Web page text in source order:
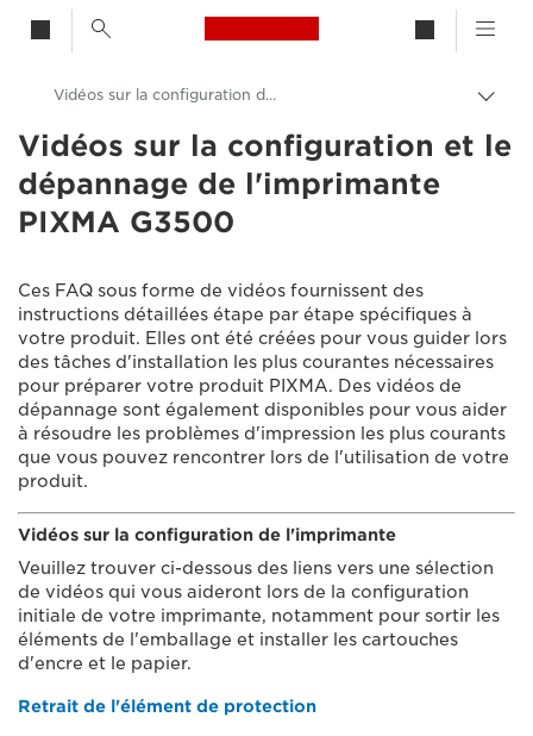
Canon Logo, back to
entre
les
Canon
Assistance produits clients
Vidéos sur la configuration de l'imprimante PIXMA G3500
Vidéos sur la configuration et le
dépannage de l'imprimante
PIXMA G3500
Ces FAQ sous forme de vidéos fournissent des
instructions détaillées étape par étape spécifiques à
votre produit. Elles ont été créées pour vous guider lors
des tâches d'installation les plus courantes nécessaires
pour préparer votre produit PIXMA. Des vidéos de
dépannage sont également disponibles pour vous aider
à résoudre les problèmes d'impression les plus courants
que vous pouvez rencontrer lors de l'utilisation de votre
produit.
Vidéos sur la configuration de l'imprimante
Veuillez trouver ci-dessous des liens vers une sélection
de vidéos qui vous aideront lors de la configuration
initiale de votre imprimante, notamment pour sortir les
éléments de l'emballage et installer les cartouches
d'encre et le papier.
Retrait de l'élément de protection